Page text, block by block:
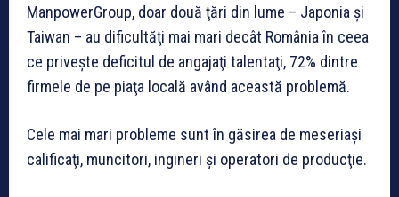
ManpowerGroup, doar două ţări din lume – Japonia şi
Taiwan – au dificultăţi mai mari decât România în ceea
ce priveşte deficitul de angajaţi talentaţi, 72% dintre
firmele de pe piaţa locală având această problemă.
Cele mai mari probleme sunt în găsirea de meseriaşi
calificaţi, muncitori, ingineri şi operatori de producţie.